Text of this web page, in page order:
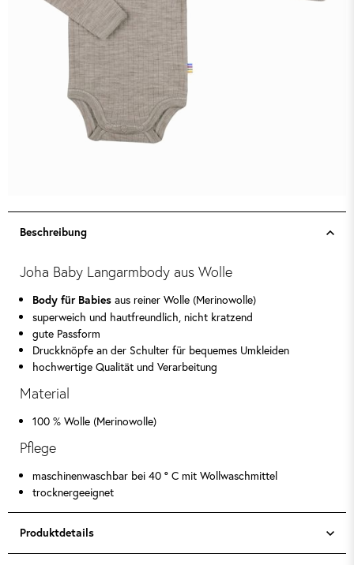
Beschreibung
Produktdetails
Joha Baby Langarmbody aus Wolle
Body für Babies aus reiner Wolle (Merinowolle)
superweich und hautfreundlich, nicht kratzend
gute Passform
Druckknöpfe an der Schulter für bequemes Umkleiden
hochwertige Qualität und Verarbeitung
Material
100 % Wolle (Merinowolle)
Pflege
maschinenwaschbar bei 40 ° C mit Wollwaschmittel
trocknergeeignet